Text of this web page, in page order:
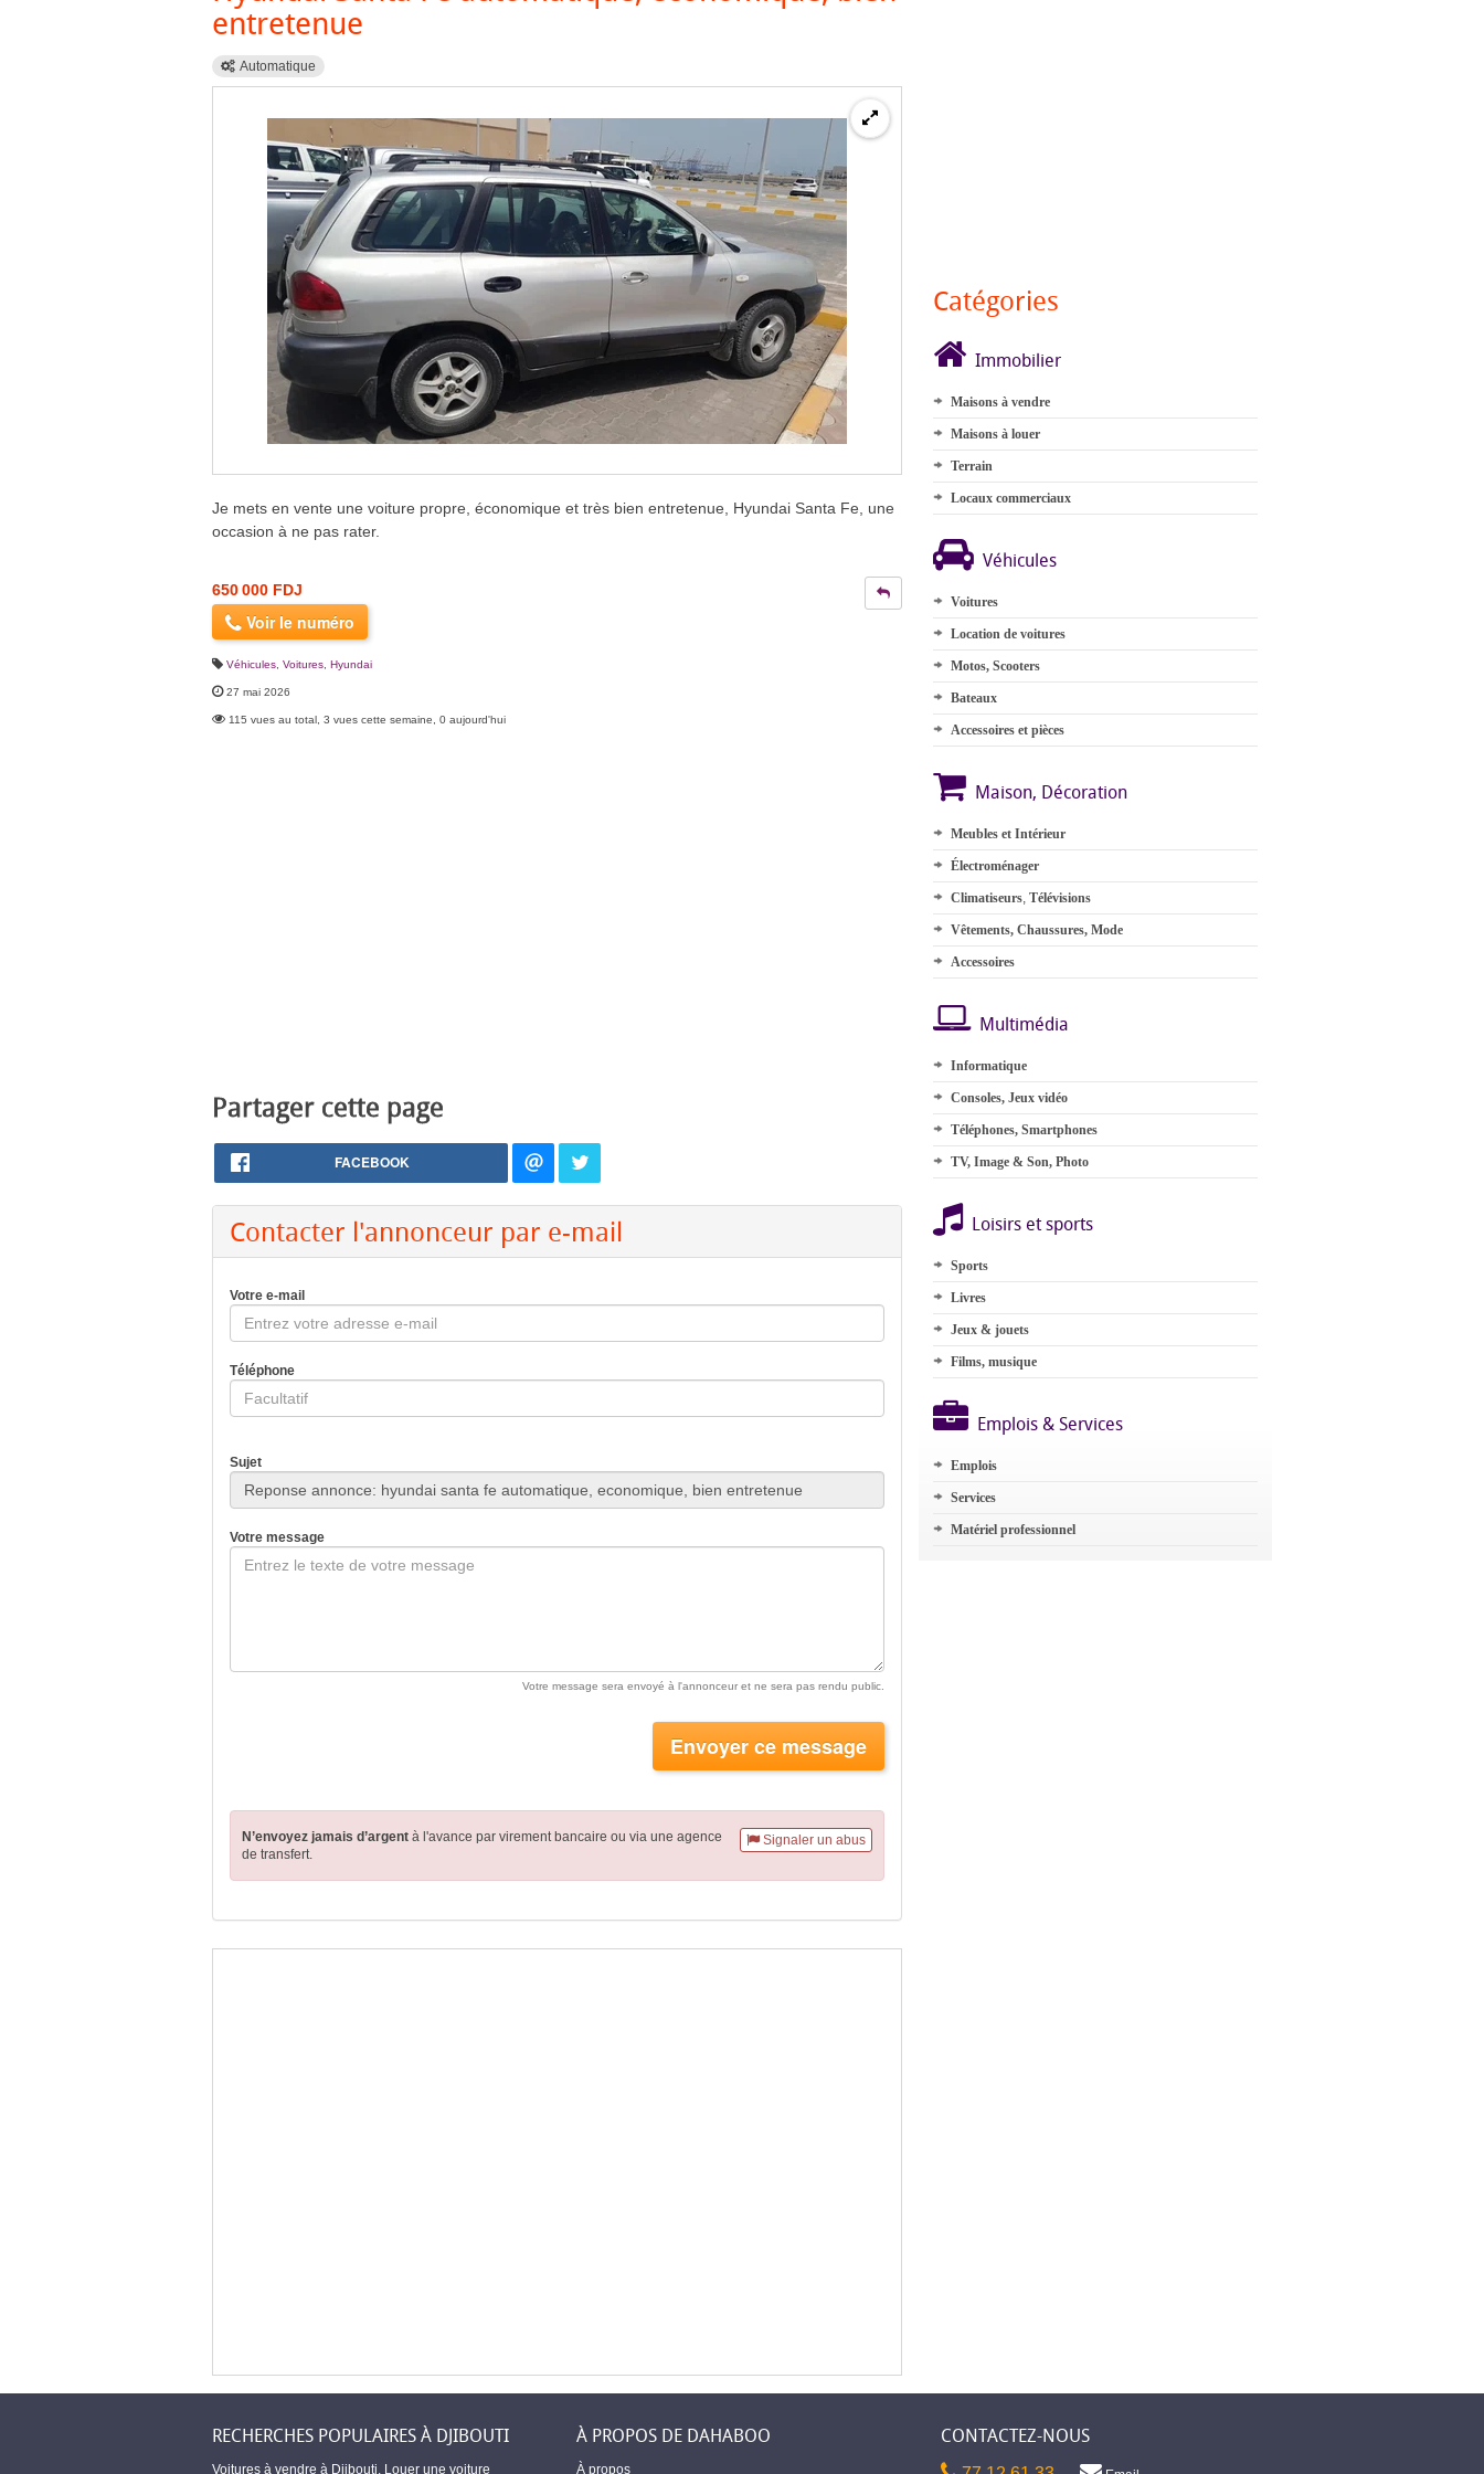
entretenue
Automatique
Je mets en vente une voiture propre, économique et très bien entretenue, Hyundai Santa Fe, une
occasion à ne pas rater.
650 000 FDJ
Voir le numéro
Véhicules Voitures Hyundai
27 mai 2026
115 vues au total, 3 vues cette semaine, 0 aujourd'hui
Partager cette page
FACEBOOK
Contacter l'annonceur par e-mail
Votre e-mail
Téléphone
Sujet
Votre message
Votre message sera envoyé à l'annonceur et ne sera pas rendu public.
Envoyer ce message
Signaler un abus
N’envoyez jamais d’argent à l'avance par virement bancaire ou via une agence
de transfert.
Catégories
Immobilier
Maisons à vendre
Maisons à louer
Terrain
Locaux commerciaux
Véhicules
Voitures
Location de voitures
Motos, Scooters
Bateaux
Accessoires et pièces
Maison, Décoration
Meubles et Intérieur
Électroménager
Climatiseurs, Télévisions
Vêtements, Chaussures, Mode
Accessoires
Multimédia
Informatique
Consoles, Jeux vidéo
Téléphones, Smartphones
TV, Image & Son, Photo
Loisirs et sports
Sports
Livres
Jeux & jouets
Films, musique
Emplois & Services
Emplois
Services
Matériel professionnel
RECHERCHES POPULAIRES À DJIBOUTI
Voitures à vendre à Djibouti Louer une voiture
À PROPOS DE DAHABOO
À propos
CONTACTEZ-NOUS